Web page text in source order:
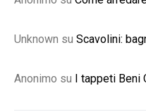
Unknown su Scavolini:
Anonimo su I tappeti Beni